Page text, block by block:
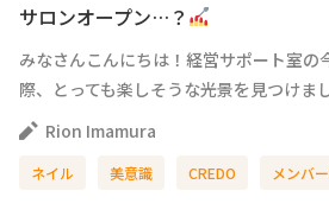
サロンオープン…？
みなさんこんにちは！経営サポート室の
際、とっても楽しそうな光景を見つけま
Rion Imamura
ネイル 美意識 CREDO メンバ